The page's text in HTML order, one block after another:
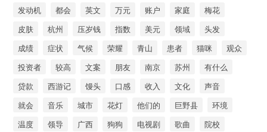
发动机
都会 英文 万元 账户 家庭
梅花
皮肤
杭州 压岁钱 指数 美元 领域
头发
成绩
症状 气候 荣耀 青山 患者 猫咪
观众
投资者
较高 文案 朋友 南京 苏州
有什么
贷款
西游记 馒头 口感 收入 文化
声音
就会
音乐 城市 花灯 他们的 巨野县
环境
温度
领导 广西 狗狗 电视剧 歌曲
院校